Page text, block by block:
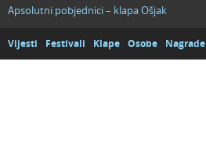
Apsolutni pobjednici – klapa Ošjak
Vijesti Festivali Klape Osobe Nagrade